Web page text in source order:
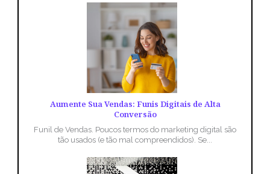
Aumente Sua Vendas: Funis Digitais de Alta
Conversão
Funil de Vendas. Poucos termos do marketing digital são
tão usados (e tão mal compreendidos). Se...